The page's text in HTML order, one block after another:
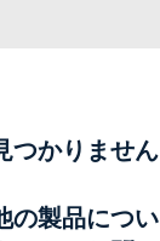
つかりません
の製品につい